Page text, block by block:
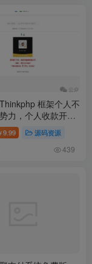
框架个人不
力，个人收款开源
9.99 源码资源
439